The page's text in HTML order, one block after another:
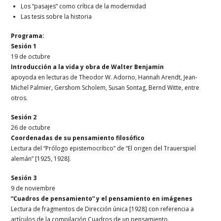
Los “pasajes” como crítica de la modernidad
Las tesis sobre la historia
Programa:
Sesión 1
19 de octubre
Introducción a la vida y obra de Walter Benjamin
apoyoda en lecturas de Theodor W. Adorno, Hannah Arendt, Jean-
Michel Palmier, Gershom Scholem, Susan Sontag, Bernd Witte, entre
otros.
Sesión 2
26 de octubre
Coordenadas de su pensamiento filosófico
Lectura del “Prólogo epistemocrítico” de “El origen del Trauerspiel
alemán” [1925, 1928].
Sesión 3
9 de noviembre
“Cuadros de pensamiento” y el pensamiento en imágenes
Lectura de fragmentos de Dirección única [1928] con referencia a
artículos de la compilación Cuadros de un pensamiento.